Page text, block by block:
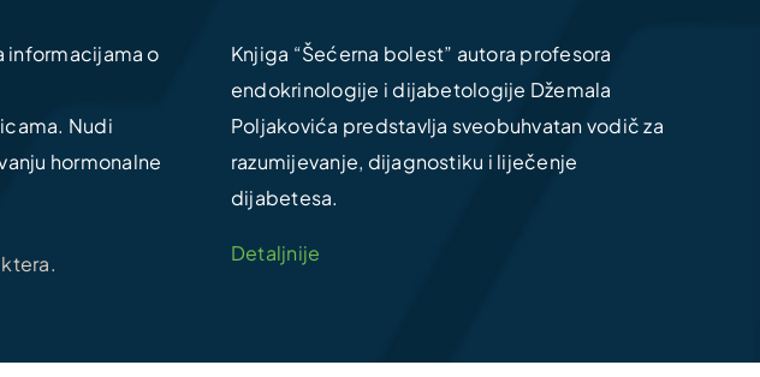
informacijama o
Nudi
hormonalne
Knjiga “Šećerna bolest” autora profesora
endokrinologije i dijabetologije Džemala
Poljakovića predstavlja sveobuhvatan vodič za
razumijevanje, dijagnostiku i liječenje
dijabetesa.
Detaljnije